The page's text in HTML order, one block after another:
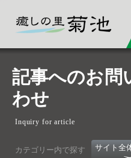
記事へのお問
わせ
Inquiry for article
カテゴリー内で探す サイト全